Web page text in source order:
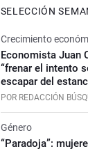
SELECCIÓN
Crecimiento
Economista Juan
“frenar el intento
escapar del
POR REDACCIÓN
Género
“Paradoja”: